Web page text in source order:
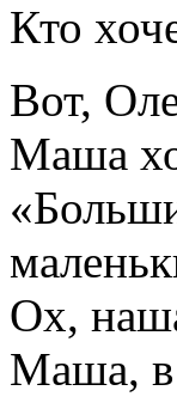
Кто
Вот,
Маша
Ох,
Маша, в